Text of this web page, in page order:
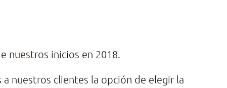
nuestros inicios en 2018.
nuestros clientes la opción de elegir la